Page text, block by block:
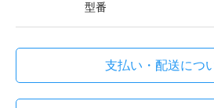
型番
支払い・配送につ